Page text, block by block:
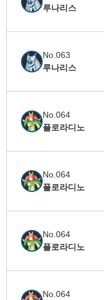
루나리스
No.063
루나리스
No.064
플로라디노
No.064
플로라디노
No.064
플로라디노
No.064